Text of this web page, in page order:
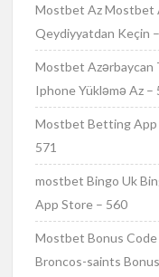
Mostbet Az Mostbet
Qeydiyyatdan Keçin
Mostbet Azərbaycan
Iphone Yükləmə Az –
Mostbet Betting App
571
‎mostbet Bingo Uk
App Store – 560
Mostbet Bonus Code
Broncos-saints